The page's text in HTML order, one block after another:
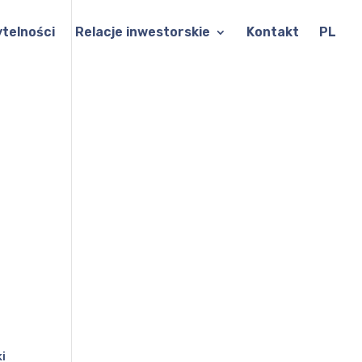
Relacje inwestorskie Kontakt PL